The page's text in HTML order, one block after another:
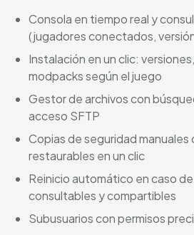
Consola en tiempo real y
(jugadores conectados,
Instalación en un clic:
modpacks según el juego
Gestor de archivos con
acceso SFTP
Copias de seguridad manuales
restaurables en un clic
Reinicio automático en caso
consultables y compartibles
Subusuarios con permisos